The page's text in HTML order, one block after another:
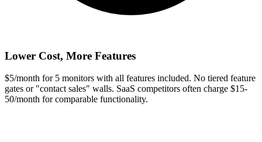
Lower Cost, More Features
$5/month for 5 monitors with all features included. No tiered feature
gates or "contact sales" walls. SaaS competitors often charge $15-
50/month for comparable functionality.